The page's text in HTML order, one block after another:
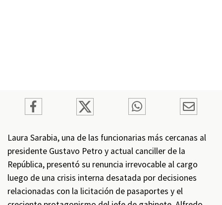
Laura Sarabia, una de las funcionarias más cercanas al
presidente Gustavo Petro y actual canciller de la
República, presentó su renuncia irrevocable al cargo
luego de una crisis interna desatada por decisiones
relacionadas con la licitación de pasaportes y el